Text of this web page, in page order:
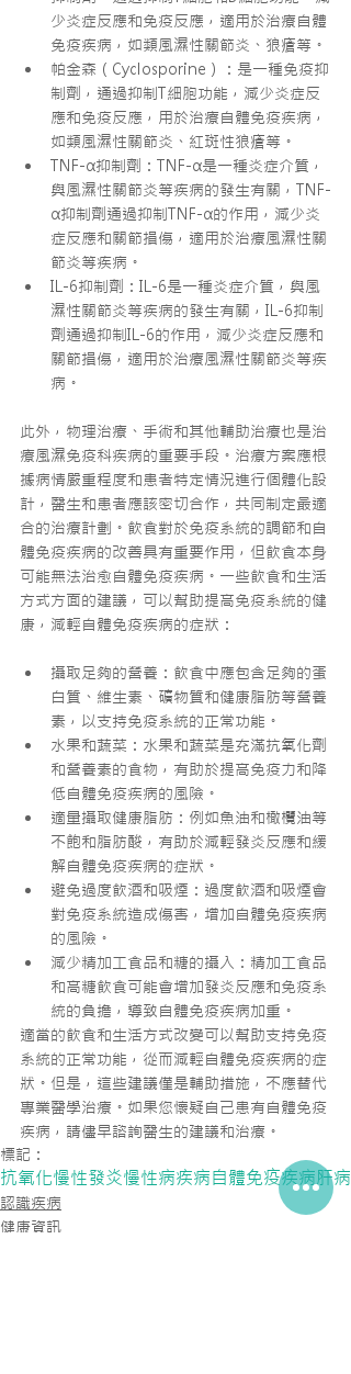
少炎症反應和免疫反應，適用於治療自體
免疫疾病，如類風濕性關節炎、狼瘡等。
帕金森（Cyclosporine）：是一種免疫抑
制劑，通過抑制T細胞功能，減少炎症反
應和免疫反應，用於治療自體免疫疾病，
如類風濕性關節炎、紅斑性狼瘡等。
TNF-α抑制劑：TNF-α是一種炎症介質，
與風濕性關節炎等疾病的發生有關，TNF-
α抑制劑通過抑制TNF-α的作用，減少炎
症反應和關節損傷，適用於治療風濕性關
節炎等疾病。
IL-6抑制劑：IL-6是一種炎症介質，與風
濕性關節炎等疾病的發生有關，IL-6抑制
劑通過抑制IL-6的作用，減少炎症反應和
關節損傷，適用於治療風濕性關節炎等疾
病。
此外，物理治療、手術和其他輔助治療也是治
療風濕免疫科疾病的重要手段。治療方案應根
據病情嚴重程度和患者特定情況進行個體化設
計，醫生和患者應該密切合作，共同制定最適
合的治療計劃。飲食對於免疫系統的調節和自
體免疫疾病的改善具有重要作用，但飲食本身
可能無法治愈自體免疫疾病。一些飲食和生活
方式方面的建議，可以幫助提高免疫系統的健
康，減輕自體免疫疾病的症狀：
攝取足夠的營養：飲食中應包含足夠的蛋
白質、維生素、礦物質和健康脂肪等營養
素，以支持免疫系統的正常功能。
水果和蔬菜：水果和蔬菜是充滿抗氧化劑
和營養素的食物，有助於提高免疫力和降
低自體免疫疾病的風險。
適量攝取健康脂肪：例如魚油和橄欖油等
不飽和脂肪酸，有助於減輕發炎反應和緩
解自體免疫疾病的症狀。
避免過度飲酒和吸煙：過度飲酒和吸煙會
對免疫系統造成傷害，增加自體免疫疾病
的風險。
減少精加工食品和糖的攝入：精加工食品
和高糖飲食可能會增加發炎反應和免疫系
統的負擔，導致自體免疫疾病加重。
適當的飲食和生活方式改變可以幫助支持免疫
系統的正常功能，從而減輕自體免疫疾病的症
狀。但是，這些建議僅是輔助措施，不應替代
專業醫學治療。如果您懷疑自己患有自體免疫
疾病，請儘早諮詢醫生的建議和治療。
標記：
抗氧化慢性發炎慢性病疾病自體免疫疾病肝病
認識疾病
健康資訊